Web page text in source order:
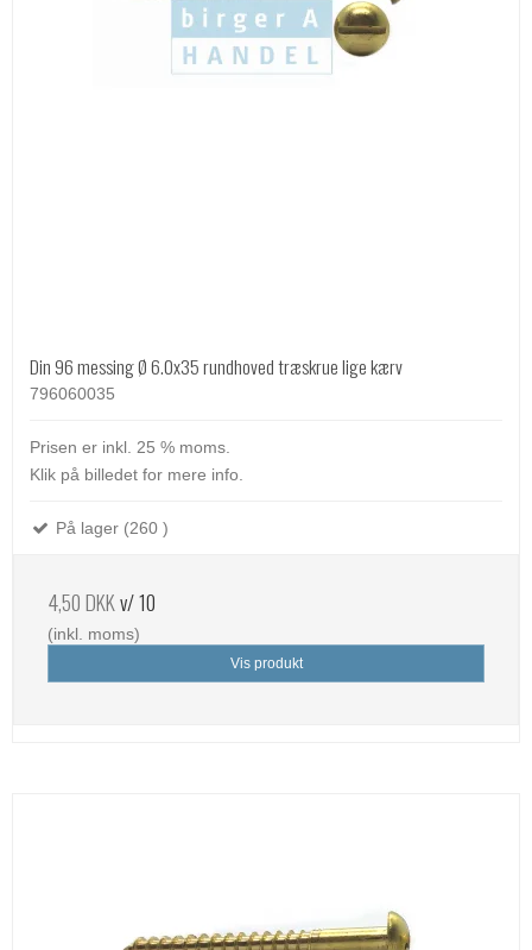
Din 96 messing Ø 6.0x35 rundhoved træskrue lige kærv
796060035
Prisen er inkl. 25 % moms.
Klik på billedet for mere info.
På lager (260 )
4,50 DKKv/ 10
(inkl. moms)
Vis produkt